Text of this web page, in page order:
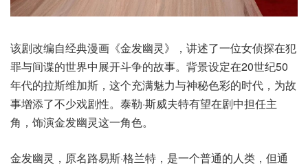
该剧改编自经典漫画《金发幽灵》，讲述了一位女侦探在犯
罪与间谍的世界中展开斗争的故事。背景设定在20世纪50
年代的拉斯维加斯，这个充满魅力与神秘色彩的时代，为故
事增添了不少戏剧性。泰勒·斯威夫特有望在剧中担任主
角，饰演金发幽灵这一角色。
金发幽灵，原名路易斯·格兰特，是一个普通的人类，但通